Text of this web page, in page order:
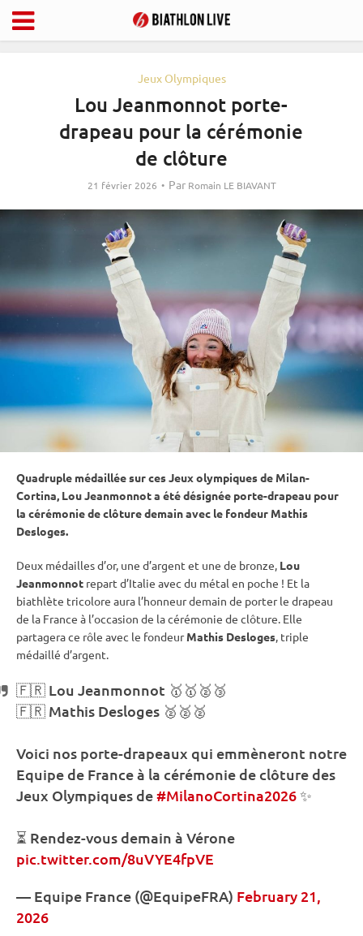
Jeux Olympiques
Lou Jeanmonnot porte-
drapeau pour la cérémonie
de clôture
21 février 2026 Par Romain LE BIAVANT
Quadruple médaillée sur cesJeux olympiquesde Milan-
Cortina, Lou Jeanmonnot a été désignée porte-drapeau pour
la cérémonie de clôture demain avec le fondeur Mathis
Desloges.
Deux médailles d’or, une d’argent et une de bronze, Lou
Jeanmonnot repart d’Italie avec du métal en poche ! Et la
biathlète tricolore aura l’honneur demain de porter le drapeau
de la France à l’occasion de la cérémonie de clôture. Elle
partagera ce rôle avec le fondeurMathis Desloges, triple
médaillé d’argent.
🇫🇷 Lou Jeanmonnot 🥇🥇🥈🥉
🇫🇷 Mathis Desloges 🥈🥈🥈
Voici nos porte-drapeaux qui emmèneront notre
Equipe de France à la cérémonie de clôture des
Jeux Olympiques de#MilanoCortina2026✨
⏳ Rendez-vous demain à Vérone
pic.twitter.com/8uVYE4fpVE
— Equipe France (@EquipeFRA) February 21,
2026